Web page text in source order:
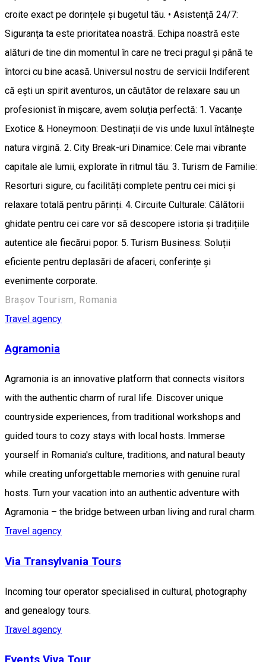
croite exact pe dorințele și bugetul tău. • Asistență 24/7:
Siguranța ta este prioritatea noastră. Echipa noastră este
alături de tine din momentul în care ne treci pragul și până te
întorci cu bine acasă. Universul nostru de servicii Indiferent
că ești un spirit aventuros, un căutător de relaxare sau un
profesionist în mișcare, avem soluția perfectă: 1. Vacanțe
Exotice & Honeymoon: Destinații de vis unde luxul întâlnește
natura virgină. 2. City Break-uri Dinamice: Cele mai vibrante
capitale ale lumii, explorate în ritmul tău. 3. Turism de Familie:
Resorturi sigure, cu facilități complete pentru cei mici și
relaxare totală pentru părinți. 4. Circuite Culturale: Călătorii
ghidate pentru cei care vor să descopere istoria și tradițiile
autentice ale fiecărui popor. 5. Turism Business: Soluții
eficiente pentru deplasări de afaceri, conferințe și
evenimente corporate.
Brașov Tourism, Romania
Travel agency
Agramonia
Agramonia is an innovative platform that connects visitors
with the authentic charm of rural life. Discover unique
countryside experiences, from traditional workshops and
guided tours to cozy stays with local hosts. Immerse
yourself in Romania's culture, traditions, and natural beauty
while creating unforgettable memories with genuine rural
hosts. Turn your vacation into an authentic adventure with
Agramonia – the bridge between urban living and rural charm.
Travel agency
Via Transylvania Tours
Incoming tour operator specialised in cultural, photography
and genealogy tours.
Travel agency